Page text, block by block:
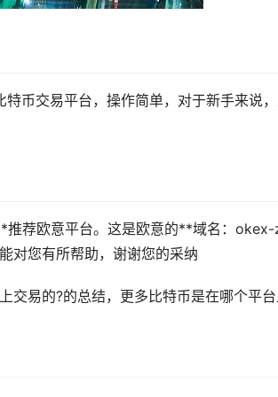
币交易平台，操作简单，对于新手来说
推荐欧意平台。这是欧意的**域名：
对您有所帮助，谢谢您的采纳
交易的?的总结，更多比特币是在哪个平